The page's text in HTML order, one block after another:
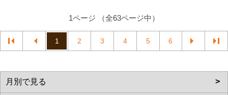
1ページ （全63ページ中）
1 2 3 4 5 6